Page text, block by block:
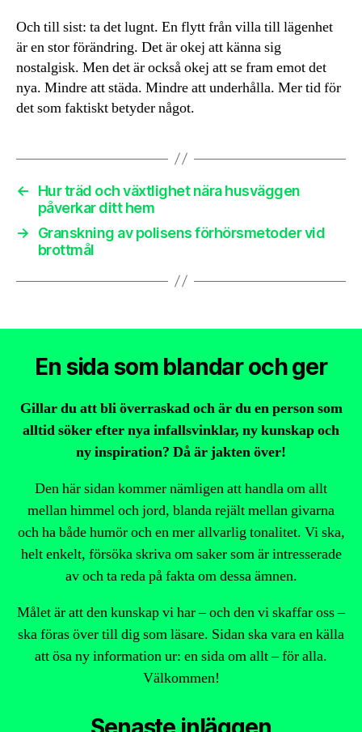
Och till sist: ta det lugnt. En flytt från villa till lägenhet
är en stor förändring. Det är okej att känna sig
nostalgisk. Men det är också okej att se fram emot det
nya. Mindre att städa. Mindre att underhålla. Mer tid för
det som faktiskt betyder något.
←
Hur träd och växtlighet nära husväggen
påverkar ditt hem
→
Granskning av polisens förhörsmetoder vid
brottmål
En sida som blandar och ger
Gillar du att bli överraskad och är du en person som
alltid söker efter nya infallsvinklar, ny kunskap och
ny inspiration? Då är jakten över!
Den här sidan kommer nämligen att handla om allt
mellan himmel och jord, blanda rejält mellan givarna
och ha både humör och en mer allvarlig tonalitet. Vi ska,
helt enkelt, försöka skriva om saker som är intresserade
av och ta reda på fakta om dessa ämnen.
Målet är att den kunskap vi har – och den vi skaffar oss –
ska föras över till dig som läsare. Sidan ska vara en källa
att ösa ny information ur: en sida om allt – för alla.
Välkommen!